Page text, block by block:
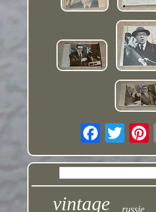
vintage russie